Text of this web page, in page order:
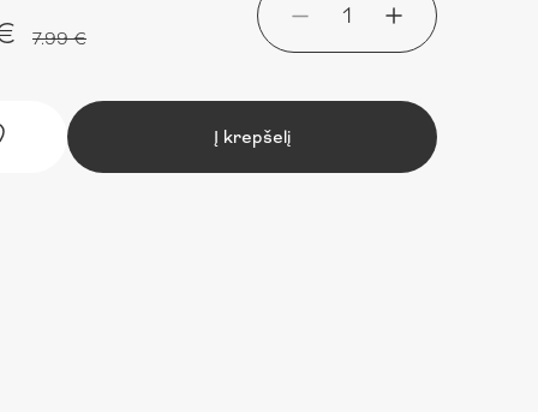
7.99 €
1
Į krepšelį